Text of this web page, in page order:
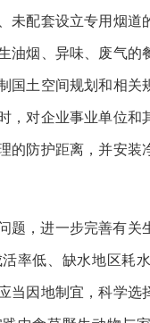
未配套设立专用烟
油烟、异味、废气
国土空间规划和相
，对企业事业单位
的防护距离，并安
题，进一步完善有
率低、缺水地区耗
当因地制宜，科学